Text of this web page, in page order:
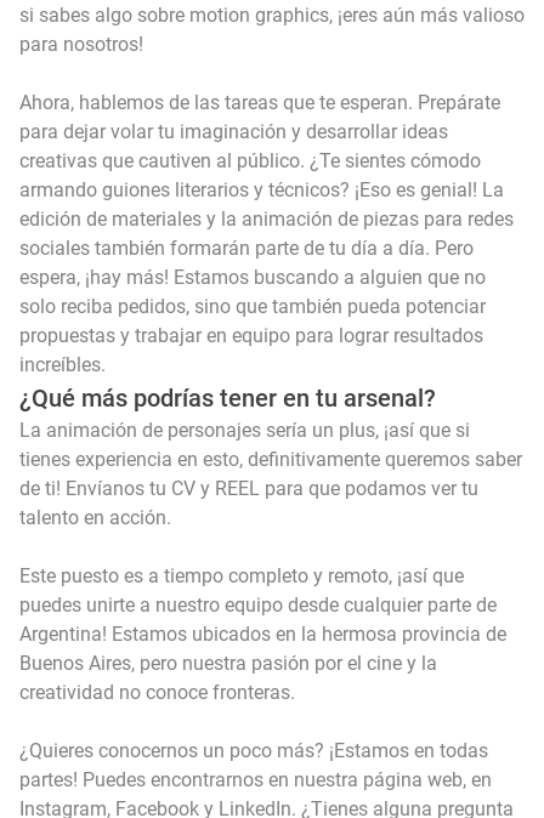
si sabes algo sobre motion graphics, ¡eres aún más valioso
para nosotros!
Ahora, hablemos de las tareas que te esperan. Prepárate
para dejar volar tu imaginación y desarrollar ideas
creativas que cautiven al público. ¿Te sientes cómodo
armando guiones literarios y técnicos? ¡Eso es genial! La
edición de materiales y la animación de piezas para redes
sociales también formarán parte de tu día a día. Pero
espera, ¡hay más! Estamos buscando a alguien que no
solo reciba pedidos, sino que también pueda potenciar
propuestas y trabajar en equipo para lograr resultados
increíbles.
¿Qué más podrías tener en tu arsenal?
La animación de personajes sería un plus, ¡así que si
tienes experiencia en esto, definitivamente queremos saber
de ti! Envíanos tu CV y REEL para que podamos ver tu
talento en acción.
Este puesto es a tiempo completo y remoto, ¡así que
puedes unirte a nuestro equipo desde cualquier parte de
Argentina! Estamos ubicados en la hermosa provincia de
Buenos Aires, pero nuestra pasión por el cine y la
creatividad no conoce fronteras.
¿Quieres conocernos un poco más? ¡Estamos en todas
partes! Puedes encontrarnos en nuestra página web, en
Instagram, Facebook y LinkedIn. ¿Tienes alguna pregunta